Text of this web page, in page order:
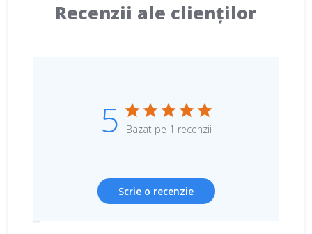
Recenzii ale clienților
5 Bazat pe 1 recenzii
Scrie o recenzie